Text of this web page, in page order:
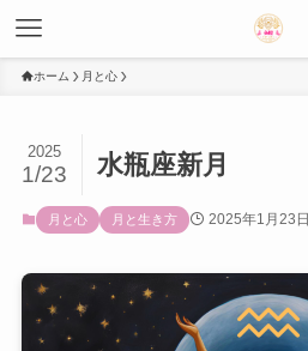
ホーム 月と心
水瓶座新月
2025
1/23
月と心 月と生き方 2025年1月23日